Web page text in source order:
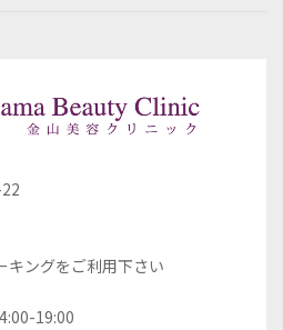
キングをご利用下さい
19:00